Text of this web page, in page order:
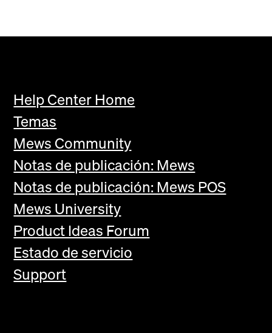
Help Center Home
Temas
Mews Community
Notas de publicación: Mews
Notas de publicación: Mews POS
Mews University
Product Ideas Forum
Estado de servicio
Support